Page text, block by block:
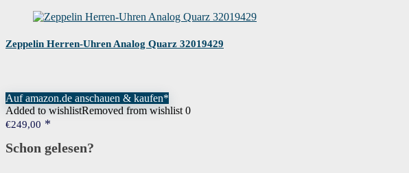
Zeppelin Herren-Uhren Analog Quarz 32019429
Auf amazon.de anschauen & kaufen*
Added to wishlistRemoved from wishlist 0
€249,00
Schon gelesen?